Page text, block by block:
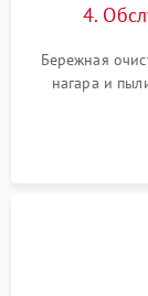
4.
Бережная
нагара и
замена
резьбовых